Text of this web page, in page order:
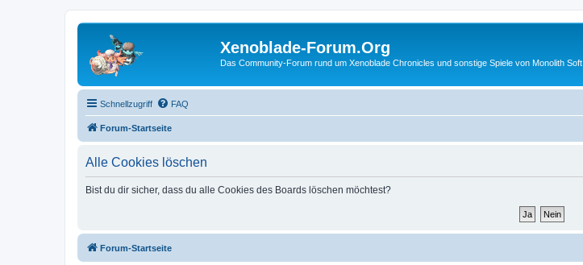
Xenoblade-Forum.Org
Das Community-Forum rund um Xenoblade Chronicles und sonstige Spiele von Monolith Soft
Schnellzugriff FAQ
Forum-Startseite
Alle Cookies löschen
Bist du dir sicher, dass du alle Cookies des Boards löschen möchtest?
Forum-Startseite